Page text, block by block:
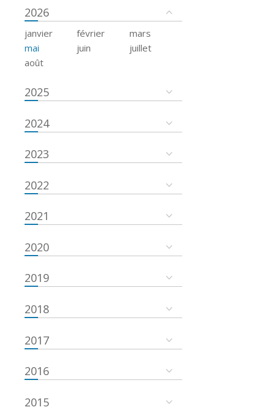
2026
janvier février
mars
mai
juin
juillet
août
2025
2024
2023
2022
2021
2020
2019
2018
2017
2016
2015